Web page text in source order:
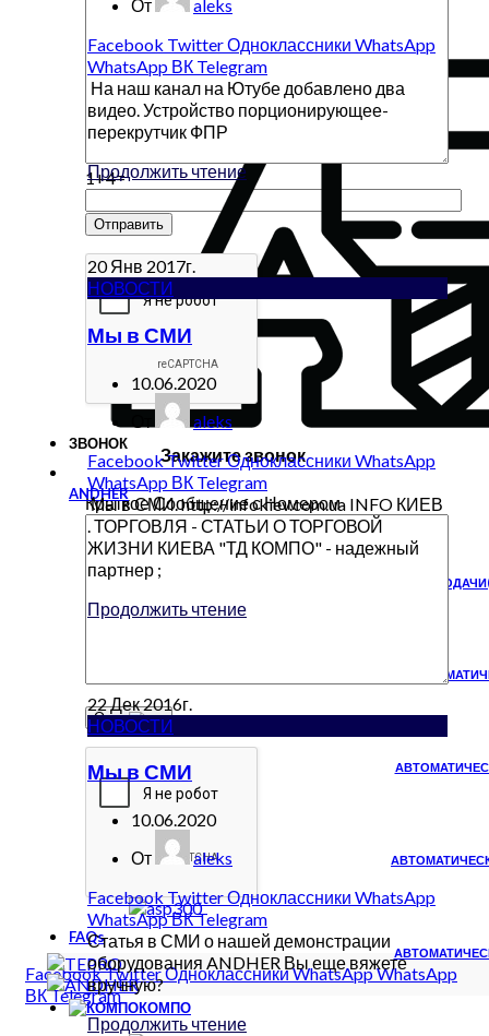
1+4=
ЗВОНОК
Закажите звонок
Краткое Сообщение с Номером
FAQs
FacebookTwitterОдноклассникиWhatsAppWhatsApp
ВКTelegram
ANDHER
УСТРОЙСТВО
КОМПО
От
aleks
Facebook TwitterОдноклассники WhatsApp
WhatsApp ВК Telegram
На наш канал на Ютубе добавлено два
видео. Устройство порционирующее-
перекрутчик ФПР
Продолжить чтение
20Янв 2017г.
НОВОСТИ
Мы в СМИ
10.06.2020
aleks
FacebookTwitterОдноклассники WhatsApp
WhatsApp ВК Telegram
Мы в СМИ. http://infokiev.com.ua INFO КИЕВ
. ТОРГОВЛЯ - СТАТЬИ О ТОРГОВОЙ
ЖИЗНИ КИЕВА "ТД КОМПО" - надежный
партнер ;
Продолжить чтение
22Дек2016г.
НОВОСТИ
Мы в СМИ
10.06.2020
От
aleks
FacebookTwitterОдноклассники WhatsApp
WhatsAppВКTelegram
Статья в СМИ о нашей демонстрации
оборудования ANDHER Вы еще вяжете
вручную?
Продолжить чтение